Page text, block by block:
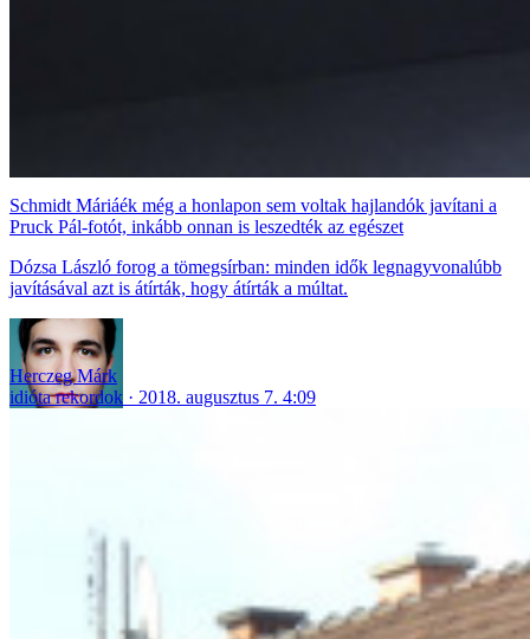
Schmidt Máriáék még a honlapon sem voltak hajlandók javítani a
Pruck Pál-fotót, inkább onnan is leszedték az egészet
Dózsa László forog a tömegsírban: minden idők legnagyvonalúbb
javításával azt is átírták, hogy átírták a múltat.
Herczeg Márk
idióta rekordok
2018. augusztus 7. 4:09